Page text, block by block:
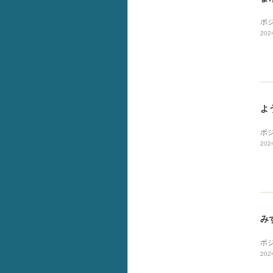
ポ
よ
ポ
み
ポ